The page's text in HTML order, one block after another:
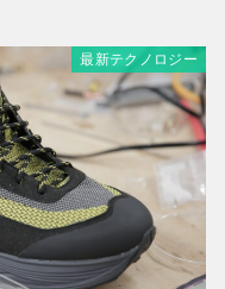
最新テクノロジー